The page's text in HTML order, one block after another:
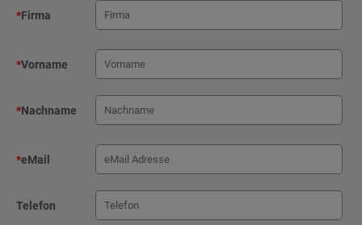
*Firma
*Vorname
*Nachname
*eMail
Telefon